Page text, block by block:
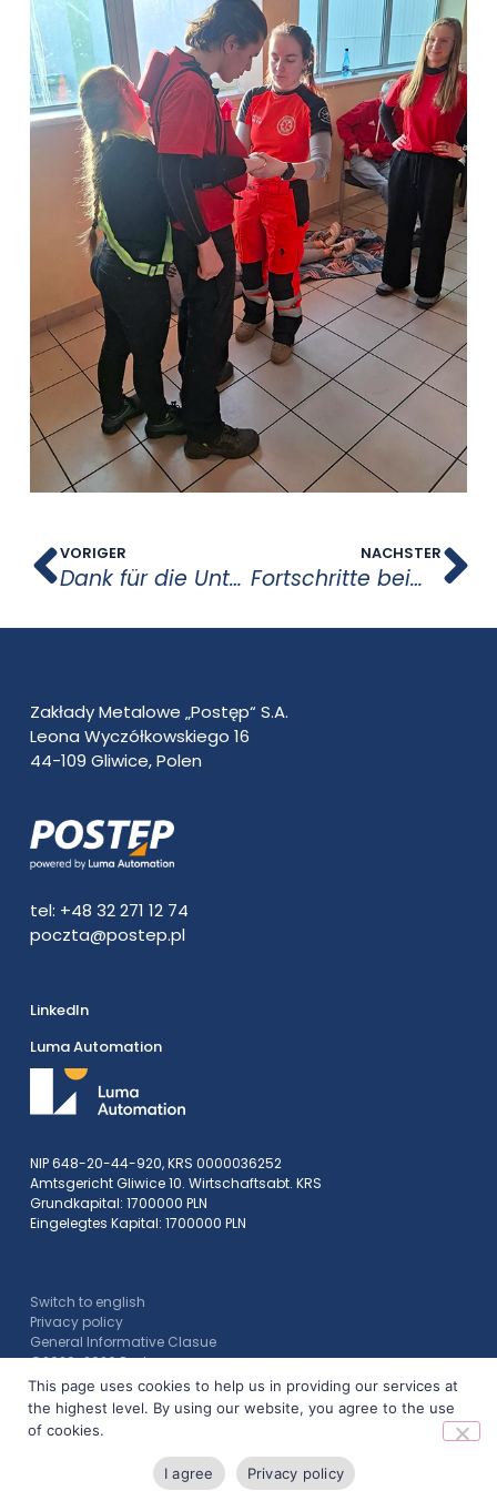
VORIGER
Dank für die Unterstützung, Tierheim PsiKot
NACHSTER
Fortschritte beim Aufbau einer Qualitätskultur
Zakłady Metalowe „Postęp“ S.A.
Leona Wyczółkowskiego 16
44-109 Gliwice, Polen
tel: +48 32 271 12 74
poczta@postep.pl
LinkedIn
Luma Automation
NIP 648-20-44-920, KRS 0000036252
Amtsgericht Gliwice 10. Wirtschaftsabt. KRS
Grundkapital: 1700000 PLN
Eingelegtes Kapital: 1700000 PLN
Switch to english
Privacy policy
General Informative Clasue
©2020-2026 Postęp
This page uses cookies to help us in providing our services at
the highest level. By using our website, you agree to the use
of cookies.
I agree Privacy policy